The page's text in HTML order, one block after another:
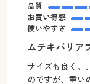
品質
お買い得感
使いやすさ
ムテキバリア
サイズも良く。
のですが、重い